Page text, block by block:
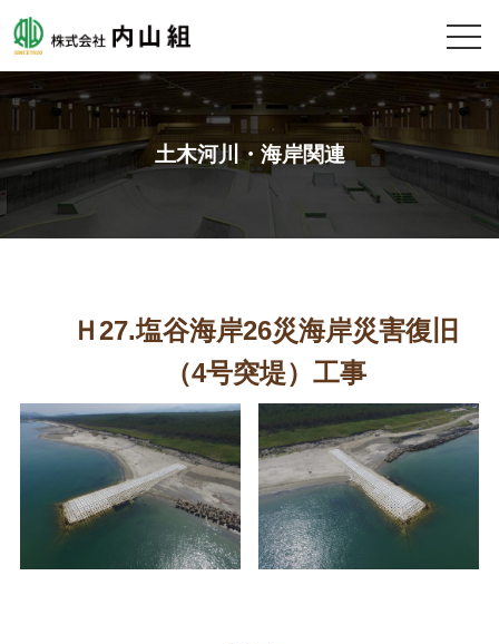
土木河川・海岸関連
Ｈ27.塩谷海岸26災海岸災害復旧
（4号突堤）工事